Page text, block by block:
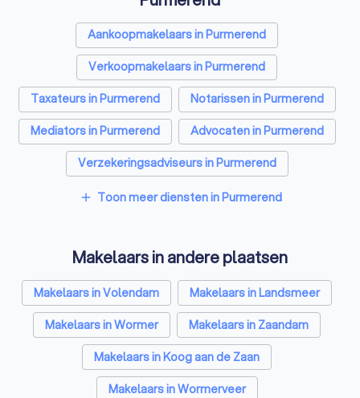
Aankoopmakelaars in Purmerend
Verkoopmakelaars in Purmerend
Taxateurs in Purmerend
Notarissen in Purmerend
Mediators in Purmerend
Advocaten in Purmerend
Verzekeringsadviseurs in Purmerend
Financieel adviseurs in Purmerend
Relatietherapeuten in Purmerend
Psychologen in Purmerend
Belastingadviseurs in Purmerend
Hypotheekadviseurs in Purmerend
Personal trainers in Purmerend
add Toon meer diensten in Purmerend
Makelaars in andere plaatsen
Makelaars in Volendam
Makelaars in Landsmeer
Makelaars in Wormer
Makelaars in Zaandam
Makelaars in Koog aan de Zaan
Makelaars in Wormerveer